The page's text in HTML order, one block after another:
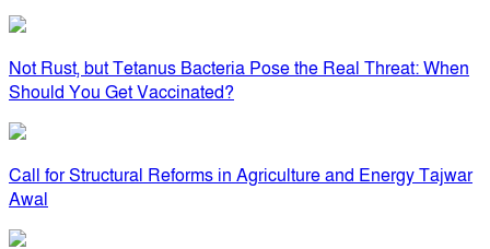
Not Rust, but Tetanus Bacteria Pose the Real Threat: When
Should You Get Vaccinated?
Call for Structural Reforms in Agriculture and Energy Tajwar
Awal